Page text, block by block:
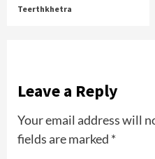
Teerthkhetra
Leave a Reply
Your email address will
fields are marked *